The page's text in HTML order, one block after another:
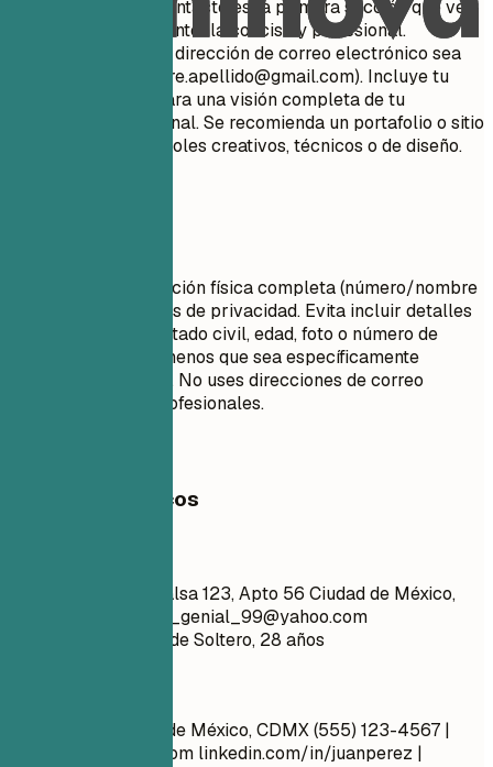
Tu información de contacto es la primera sección que ven
los reclutadores. Mantenla concisa y profesional.
Asegúrate de que tu dirección de correo electrónico sea
nombre.apellido@gmail.com). Incluye tu
perfil de LinkedIn para una visión completa de tu
trayectoria profesional. Se recomienda un portafolio o sitio
web personal para roles creativos, técnicos o de diseño.
No incluyas tu dirección física completa (número/nombre
de calle) por motivos de privacidad. Evita incluir detalles
personales como estado civil, edad, foto o número de
seguridad social a menos que sea específicamente
requerido en tu país. No uses direcciones de correo
electrónico poco profesionales.
Ejemplos prácticos
Juan Pérez Calle Falsa 123, Apto 56 Ciudad de México,
chico_genial_99@yahoo.com
github.com/aliciacode Soltero, 28 años
Juan Pérez Ciudad de México, CDMX (555) 123-4567 |
juan.perez@email.com linkedin.com/in/juanperez |